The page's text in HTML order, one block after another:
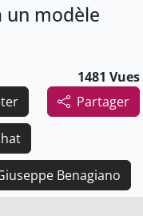
un modèle
1481 Vues
Partager
Benagiano